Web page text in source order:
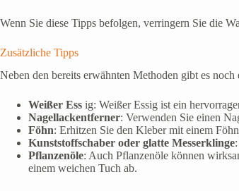
Wenn Sie diese Tipps befolgen, verringern Sie die
Zusätzliche Tipps
Neben den bereits erwähnten Methoden gibt es
Weißer Ess ig: Weißer Essig ist ein
Nagellackentferner: Verwenden Sie einen
Föhn: Erhitzen Sie den Kleber mit einem
Kunststoffschaber oder glatte Messerklinge
Pflanzenöle: Auch Pflanzenöle können
einem weichen Tuch ab.